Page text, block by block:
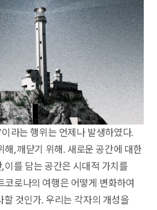
이라는 행위는 언제나 발생하였다.
해, 깨닫기 위해. 새로운 공간에 대한
이를 담는 공간은 시대적 가치를
코로나의 여행은 어떻게 변화하여
것인가. 우리는 각자의 개성을